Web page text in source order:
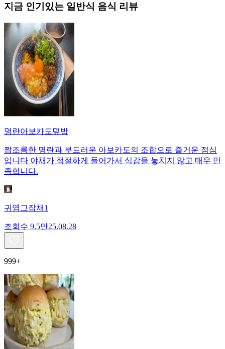
지금 인기있는 일반식 음식 리뷰
명란아보카도덮밥
짭조름한 명란과 부드러운 아보카도의 조합으로 즐거운 점심
입니다 야채가 적절하게 들어가서 식감을 놓치지 않고 매우 만
족합니다.
귀염그잡채1
조회수 9.5만25.08.28
999+